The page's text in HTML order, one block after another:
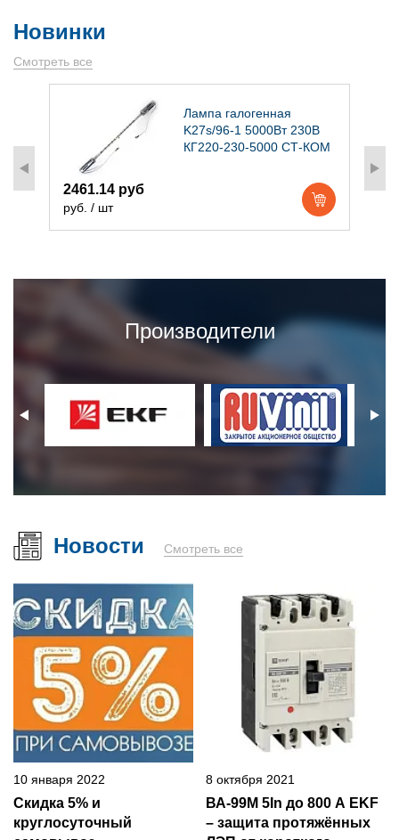
Новинки
Смотреть все
Лампа галогенная
K27s/96-1 5000Вт 230В
КГ220-230-5000 СТ-КОМ
2461.14 руб
руб. / шт
Производители
Новости Смотреть все
10 января 2022
Скидка 5% и
круглосуточный
8 октября 2021
ВА-99М 5In до 800 А EKF
– защита протяжённых